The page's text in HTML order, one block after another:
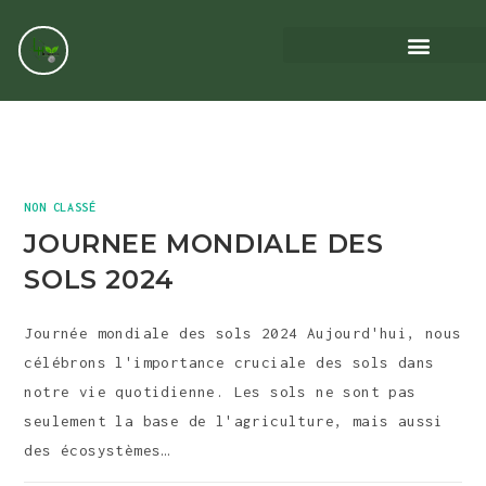
NON CLASSÉ
JOURNEE MONDIALE DES
SOLS 2024
Journée mondiale des sols 2024 Aujourd'hui, nous
célébrons l'importance cruciale des sols dans
notre vie quotidienne. Les sols ne sont pas
seulement la base de l'agriculture, mais aussi
des écosystèmes…